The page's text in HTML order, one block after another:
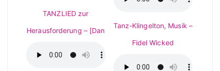
TANZLIED zur
Herausforderung – [Dan
Tanz-Klingelton, Musik –
Fidel Wicked